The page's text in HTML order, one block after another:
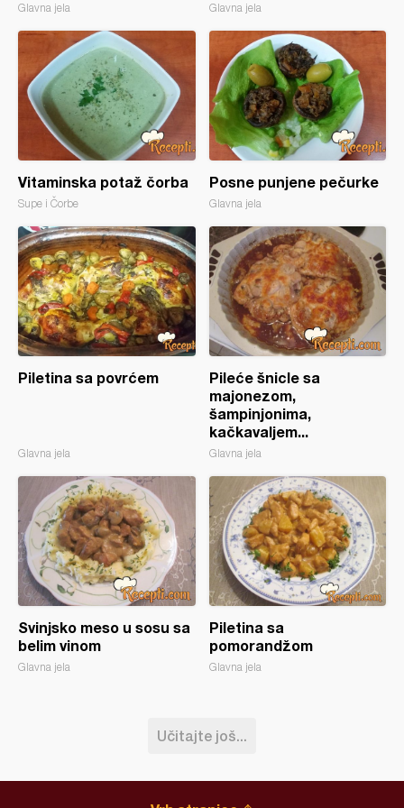
Glavna jela Glavna jela
Vitaminska potaž čorba
Supe i Čorbe
Posne punjene pečurke
Glavna jela
Piletina sa povrćem
Glavna jela
Pileće šnicle sa
majonezom,
šampinjonima,
kačkavaljem...
Glavna jela
Svinjsko meso u sosu sa
belim vinom
Glavna jela
Piletina sa
pomorandžom
Glavna jela
Učitajte još...